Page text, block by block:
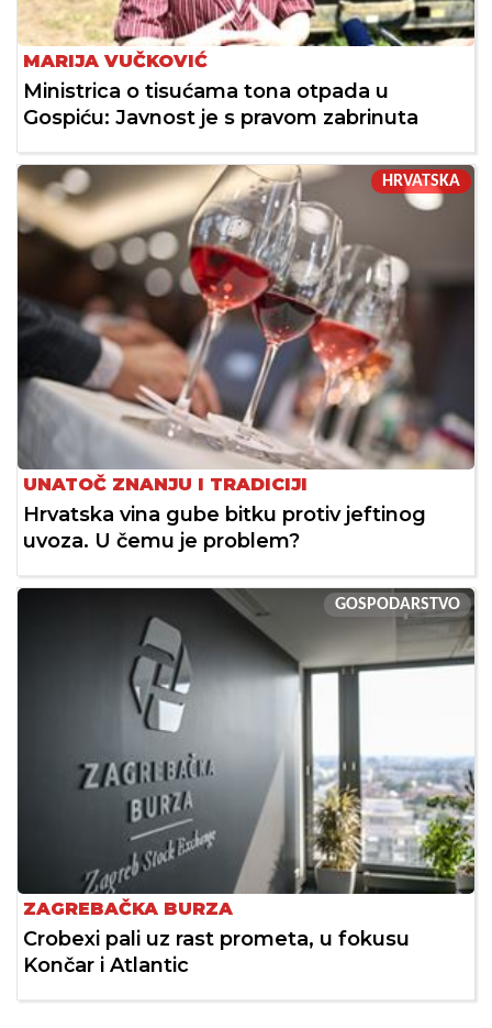
MARIJA VUČKOVIĆ
Ministrica o tisućama tona otpada u
Gospiću: Javnost je s pravom zabrinuta
HRVATSKA
UNATOČ ZNANJU I TRADICIJI
Hrvatska vina gube bitku protiv jeftinog
uvoza. U čemu je problem?
GOSPODARSTVO
ZAGREBAČKA BURZA
Crobexi pali uz rast prometa, u fokusu
Končar i Atlantic